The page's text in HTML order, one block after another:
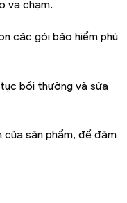
va chạm.
các gói bảo hiểm phù
bồi thường và sửa
của sản phẩm, để đảm